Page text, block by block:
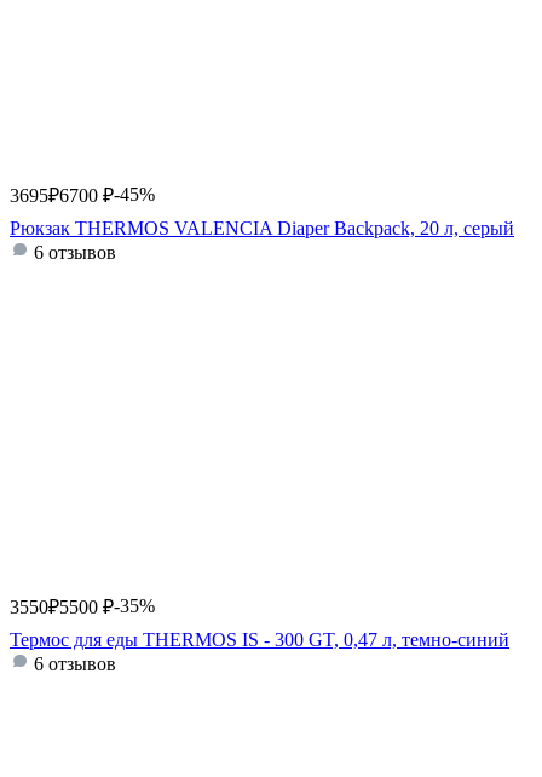
3695₽6700 ₽-45%
Рюкзак THERMOS VALENCIA Diaper Backpack, 20 л, серый
6 отзывов
3550₽5500 ₽-35%
Термос для еды THERMOS IS - 300 GT, 0,47 л, темно-синий
6 отзывов